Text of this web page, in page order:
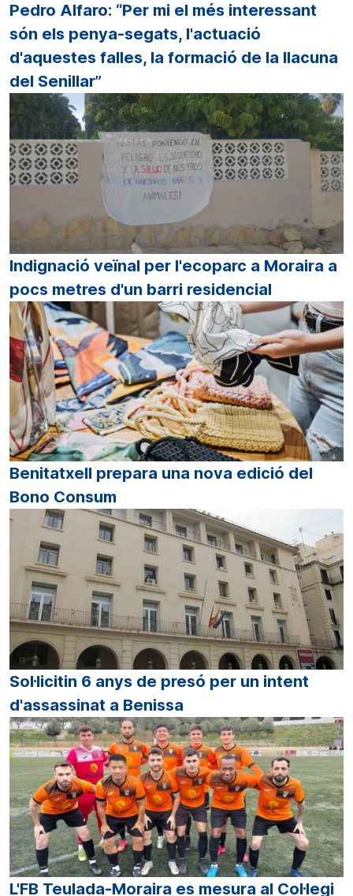
Pedro Alfaro: “Per mi el més interessant
són els penya-segats, l'actuació
d'aquestes falles, la formació de la llacuna
del Senillar”
Indignació veïnal per l'ecoparc a Moraira a
pocs metres d'un barri residencial
Benitatxell prepara una nova edició del
Bono Consum
Sol·licitin 6 anys de presó per un intent
d'assassinat a Benissa
L'FB Teulada-Moraira es mesura al Col·legi